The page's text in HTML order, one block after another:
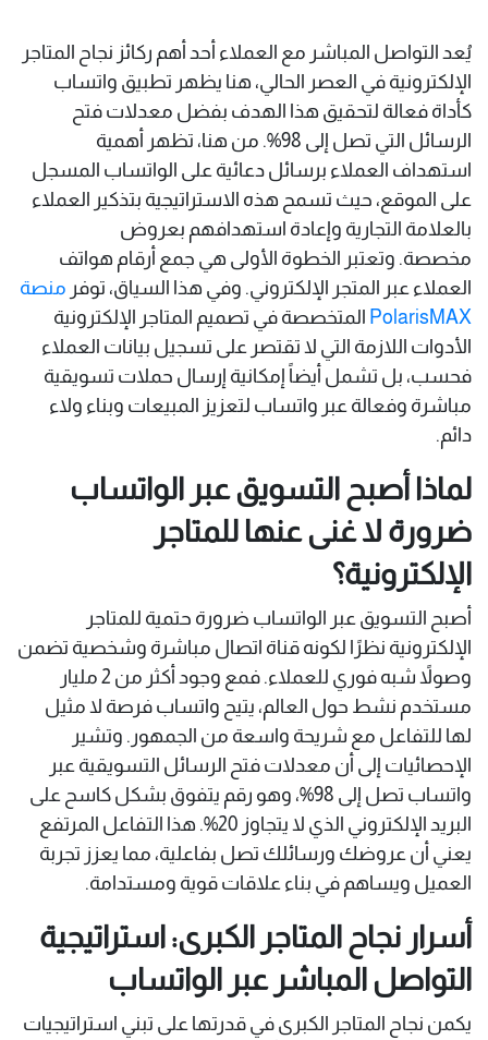
يُعد التواصل المباشر مع العملاء أحد أهم ركائز نجاح المتاجر
الإلكترونية في العصر الحالي، هنا يظهر تطبيق واتساب
كأداة فعالة لتحقيق هذا الهدف بفضل معدلات فتح
الرسائل التي تصل إلى 98%. من هنا، تظهر أهمية
استهداف العملاء برسائل دعائية على الواتساب المسجل
على الموقع، حيث تسمح هذه الاستراتيجية بتذكير العملاء
بالعلامة التجارية وإعادة استهدافهم بعروض
مخصصة. وتعتبر الخطوة الأولى هي جمع أرقام هواتف
العملاء عبر المتجر الإلكتروني. وفي هذا السياق، توفر منصة
PolarisMAX المتخصصة في تصميم المتاجر الإلكترونية
الأدوات اللازمة التي لا تقتصر على تسجيل بيانات العملاء
فحسب، بل تشمل أيضاً إمكانية إرسال حملات تسويقية
مباشرة وفعالة عبر واتساب لتعزيز المبيعات وبناء ولاء
دائم.
لماذا أصبح التسويق عبر الواتساب
ضرورة لا غنى عنها للمتاجر
الإلكترونية؟
أصبح التسويق عبر الواتساب ضرورة حتمية للمتاجر
الإلكترونية نظرًا لكونه قناة اتصال مباشرة وشخصية تضمن
وصولاً شبه فوري للعملاء. فمع وجود أكثر من 2 مليار
مستخدم نشط حول العالم، يتيح واتساب فرصة لا مثيل
لها للتفاعل مع شريحة واسعة من الجمهور. وتشير
الإحصائيات إلى أن معدلات فتح الرسائل التسويقية عبر
واتساب تصل إلى 98%، وهو رقم يتفوق بشكل كاسح على
البريد الإلكتروني الذي لا يتجاوز 20%. هذا التفاعل المرتفع
يعني أن عروضك ورسائلك تصل بفاعلية، مما يعزز تجربة
العميل ويساهم في بناء علاقات قوية ومستدامة.
أسرار نجاح المتاجر الكبرى: استراتيجية
التواصل المباشر عبر الواتساب
يكمن نجاح المتاجر الكبرى في قدرتها على تبني استراتيجيات